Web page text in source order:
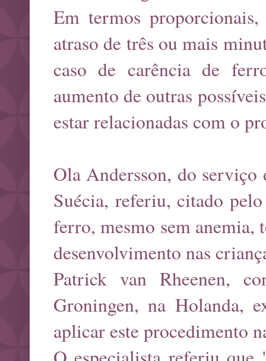
Em termos
atraso de três ou mais
caso de carência de
aumento de outras
estar relacionadas com o
Ola Andersson, do
Suécia, referiu, citado
ferro, mesmo sem anemia,
desenvolvimento nas
Patrick van Rheenen,
Groningen, na Holanda,
aplicar este procedimento